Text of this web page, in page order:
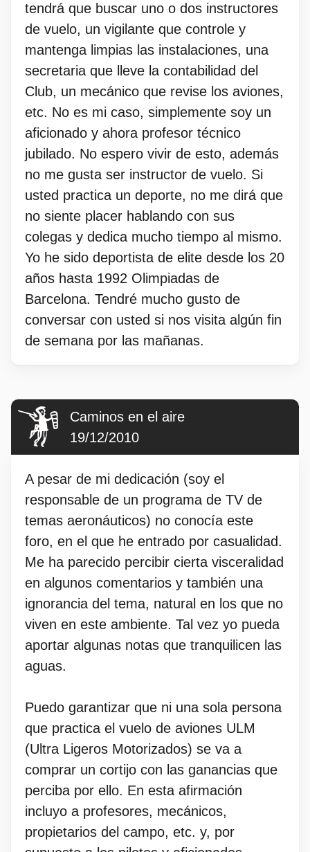
tendrá que buscar uno o dos instructores
de vuelo, un vigilante que controle y
mantenga limpias las instalaciones, una
secretaria que lleve la contabilidad del
Club, un mecánico que revise los aviones,
etc. No es mi caso, simplemente soy un
aficionado y ahora profesor técnico
jubilado. No espero vivir de esto, además
no me gusta ser instructor de vuelo. Si
usted practica un deporte, no me dirá que
no siente placer hablando con sus
colegas y dedica mucho tiempo al mismo.
Yo he sido deportista de elite desde los 20
años hasta 1992 Olimpiadas de
Barcelona. Tendré mucho gusto de
conversar con usted si nos visita algún fin
de semana por las mañanas.
Caminos en el aire
19/12/2010
A pesar de mi dedicación (soy el
responsable de un programa de TV de
temas aeronáuticos) no conocía este
foro, en el que he entrado por casualidad.
Me ha parecido percibir cierta visceralidad
en algunos comentarios y también una
ignorancia del tema, natural en los que no
viven en este ambiente. Tal vez yo pueda
aportar algunas notas que tranquilicen las
aguas.
Puedo garantizar que ni una sola persona
que practica el vuelo de aviones ULM
(Ultra Ligeros Motorizados) se va a
comprar un cortijo con las ganancias que
perciba por ello. En esta afirmación
incluyo a profesores, mecánicos,
propietarios del campo, etc. y, por